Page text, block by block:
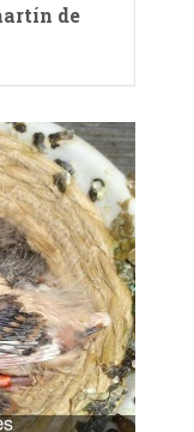
de